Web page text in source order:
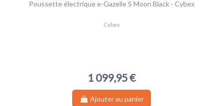
Poussette électrique e-Gazelle S Moon Black - Cybex
Cybex
1 099,95 €
Ajouter au panier